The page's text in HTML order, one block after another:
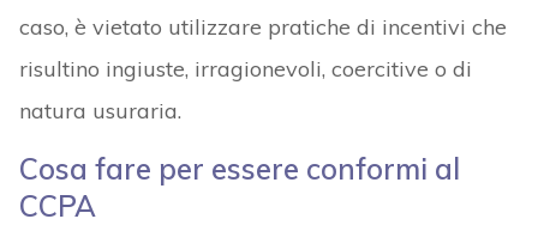
caso, è vietato utilizzare pratiche di incentivi che
risultino ingiuste, irragionevoli, coercitive o di
natura usuraria.
Cosa fare per essere conformi al
CCPA